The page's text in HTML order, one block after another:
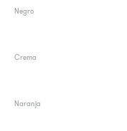
Negro
Crema
Naranja